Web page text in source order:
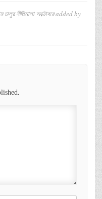
চালুর নীতিমালা অক্টোবরেadded by